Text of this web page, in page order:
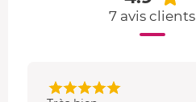
7 avis clients